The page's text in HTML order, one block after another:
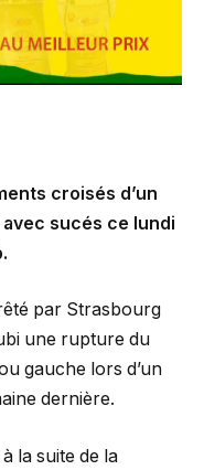
croisés d’un
sucés ce lundi
par Strasbourg
une rupture du
gauche lors d’un
dernière.
la suite de la